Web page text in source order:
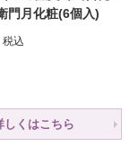
門月化粧(6個入)
税込
しくはこちら